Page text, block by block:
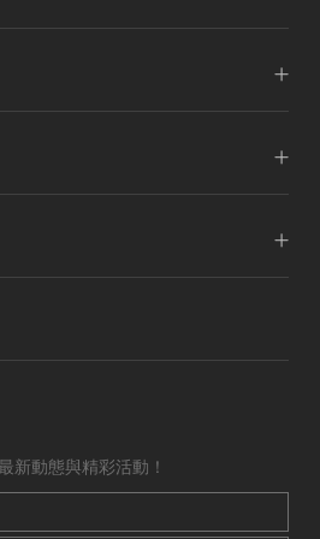
新動態與精彩活動！